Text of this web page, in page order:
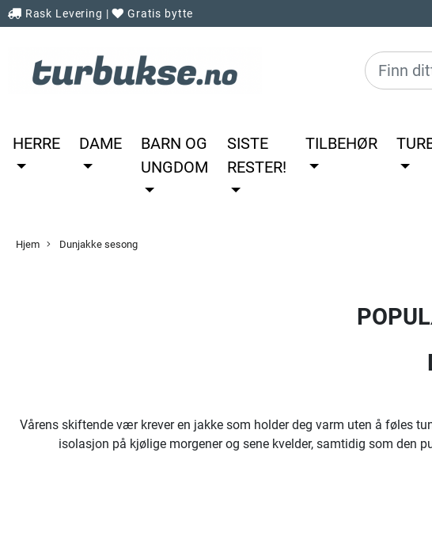
Rask Levering | Gratis bytte
HERRE DAME
BARN OG
UNGDOM
SISTE
RESTER!
TILBEHØR
Hjem Dunjakke sesong
Vårens skiftende vær krever en jakke som holder deg varm uten å føles
isolasjon på kjølige morgener og sene kvelder, samtidig som den